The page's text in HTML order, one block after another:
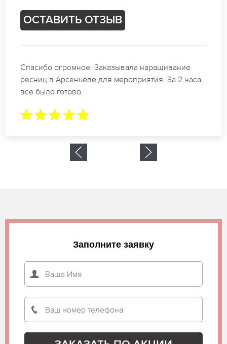
ОСТАВИТЬ ОТЗЫВ
Идеальные мастера своего дела по наращиванию
ресниц в Арсеньеве. Великолепный результат.
Буду обращаться еще.
Заполните заявку